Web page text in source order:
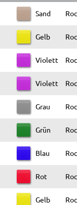
Sand
Gelb
Violett
Violett
Grau
Grün
Blau
Rot
Gelb